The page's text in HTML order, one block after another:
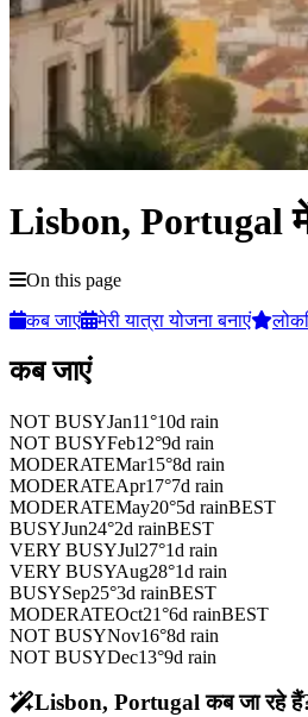
Lisbon, Portugal
On this page
कब जाएं
मेरी यात्रा योजना बनाएं
कब जाएं
NOT BUSYJan11°10d rain
NOT BUSYFeb12°9d rain
MODERATEMar15°8d rain
MODERATEApr17°7d rain
MODERATEMay20°5d rainBEST
BUSYJun24°2d rainBEST
VERY BUSYJul27°1d rain
VERY BUSYAug28°1d rain
BUSYSep25°3d rainBEST
MODERATEOct21°6d rainBEST
NOT BUSYNov16°8d rain
NOT BUSYDec13°9d rain
Lisbon, Portugal कब जा रहे